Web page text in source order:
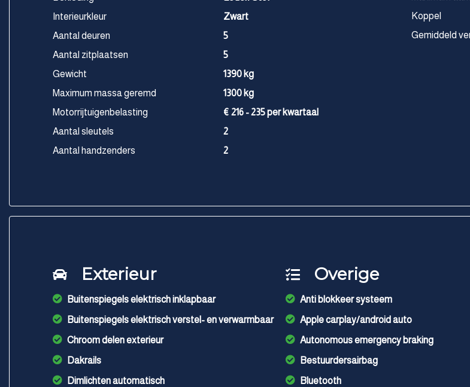
Interieurkleur
Zwart
Aantal deuren
5
Aantal zitplaatsen
5
Gewicht
1390 kg
Maximum massa geremd
1300 kg
Motorrijtuigenbelasting
€ 216 - 235 per kwartaal
Aantal sleutels
2
Aantal handzenders
2
Koppel
Gemiddeld
Exterieur
Buitenspiegels elektrisch inklapbaar
Buitenspiegels elektrisch verstel- en verwarmbaar
Chroom delen exterieur
Dakrails
Dimlichten automatisch
Overige
Anti blokkeer systeem
Apple carplay/android auto
Autonomous emergency braking
Bestuurdersairbag
Bluetooth